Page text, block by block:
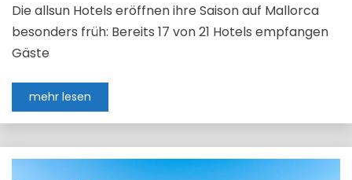
Die allsun Hotels eröffnen ihre Saison auf Mallorca
besonders früh: Bereits 17 von 21 Hotels empfangen
Gäste
mehr lesen